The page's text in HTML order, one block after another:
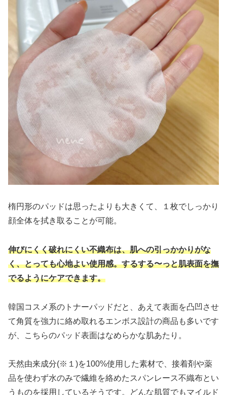
楕円形のパッドは思ったよりも大きくて、１枚でしっかり
顔全体を拭き取ることが可能。
伸びにくく破れにくい不織布は、肌への引っかかりがな
く、とっても心地よい使用感。するする〜っと肌表面を撫
でるようにケアできます。
韓国コスメ系のトナーパッドだと、あえて表面を凸凹させ
て角質を強力に絡め取れるエンボス設計の商品も多いです
が、こちらのパッド表面はなめらかな肌あたり。
天然由来成分(※１)を100%使用した素材で、接着剤や薬
品を使わず水のみで繊維を絡めたスパンレース不織布とい
うものを採用しているそうです。どんな肌質でもマイルド